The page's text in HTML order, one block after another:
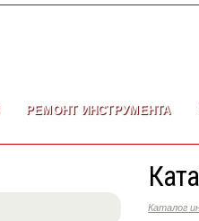
РЕМОНТИНСТРУМЕНТА
Каталог